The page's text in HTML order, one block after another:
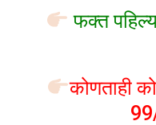
फक्त
कोणताही